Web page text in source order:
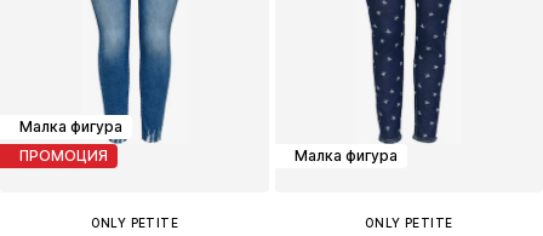
Малка фигура
ПРОМОЦИЯ
ONLY PETITE
Малка фигура
ONLY PETITE